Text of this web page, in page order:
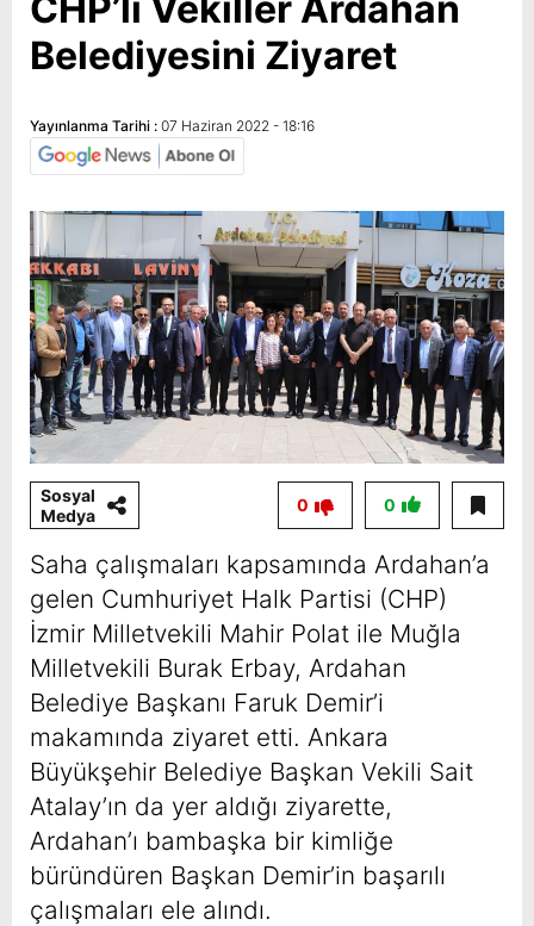
Belediyesini Ziyaret
Yayınlanma Tarihi : 07 Haziran 2022 - 18:16
Sosyal
Medya
0
0
Saha çalışmaları kapsamında Ardahan’a
gelen Cumhuriyet Halk Partisi (CHP)
İzmir Milletvekili Mahir Polat ile Muğla
Milletvekili Burak Erbay, Ardahan
Belediye Başkanı Faruk Demir’i
makamında ziyaret etti. Ankara
Büyükşehir Belediye Başkan Vekili Sait
Atalay’ın da yer aldığı ziyarette,
Ardahan’ı bambaşka bir kimliğe
büründüren Başkan Demir’in başarılı
çalışmaları ele alındı.